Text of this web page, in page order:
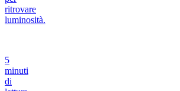
ritrovare
luminosità.
5
minuti
di